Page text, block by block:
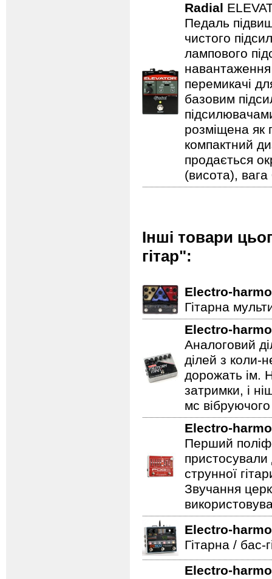
Radial
Педаль
чистого
лампового
перемикачі
базовим
розміщена як
компактний
продається
(висота), вага
Інші товари
гітар":
Electro-
Гітарна
Electro-
Аналоговий
ділей з коли-
дорожать ім.
затримки, і
мс
Electro-
Перший
пристосували
струнної
Звучання
Electro-
Гітарна / бас-
Electro-